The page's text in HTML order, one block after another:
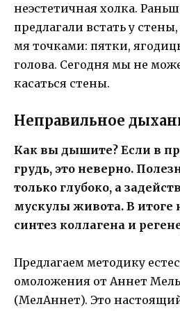
неэстетичная холка.
предлагали встать у
мя точками: пятки,
голова. Сегодня мы не
касаться стены.
Неправильное
Как вы дышите? Если в
грудь, это неверно.
только глубоко, а
мускулы живота. В итоге
синтез коллагена и
Предлагаем методику
омоложения от Аннет
(МелАннет). Это